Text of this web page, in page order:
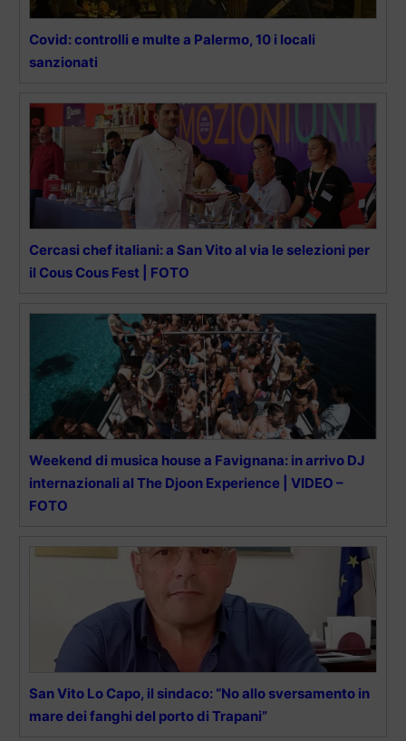
Covid: controlli e multe a Palermo, 10 i locali
sanzionati
Cercasi chef italiani: a San Vito al via le selezioni per
il Cous Cous Fest | FOTO
Weekend di musica house a Favignana: in arrivo DJ
internazionali al The Djoon Experience | VIDEO –
FOTO
San Vito Lo Capo, il sindaco: “No allo sversamento in
mare dei fanghi del porto di Trapani”